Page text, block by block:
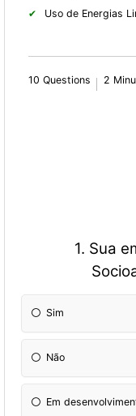
Uso de Energias
10 Questions 2
1. Sua
Sim
Não
Em